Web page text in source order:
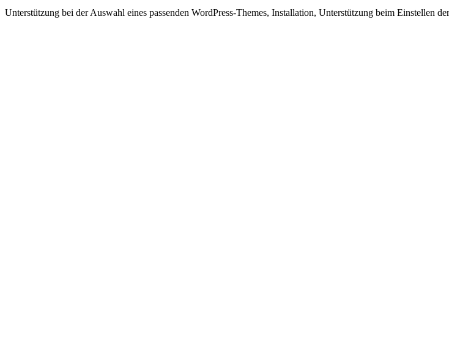
Unterstützung bei der Auswahl eines passenden WordPress-Themes, Installation, Unterstützung beim Einstellen